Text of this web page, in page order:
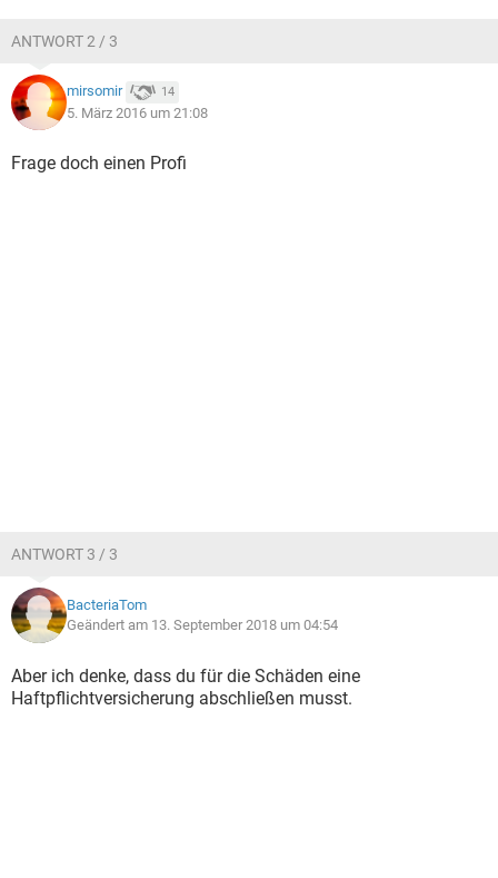
ANTWORT 2 / 3
mirsomir 14
5. März 2016 um 21:08
Frage doch einen Profi
ANTWORT 3 / 3
BacteriaTom
Geändert am 13. September 2018 um 04:54
Aber ich denke, dass du für die Schäden eine
Haftpflichtversicherung abschließen musst.